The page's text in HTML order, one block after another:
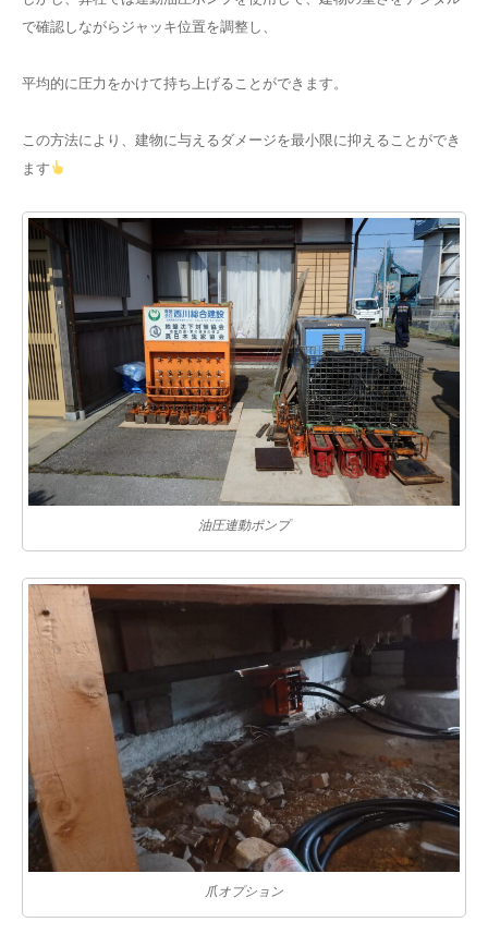
で確認しながらジャッキ位置を調整し、
平均的に圧力をかけて持ち上げることができます。
この方法により、建物に与えるダメージを最小限に抑えることができ
ます
油圧連動ポンプ
爪オプション